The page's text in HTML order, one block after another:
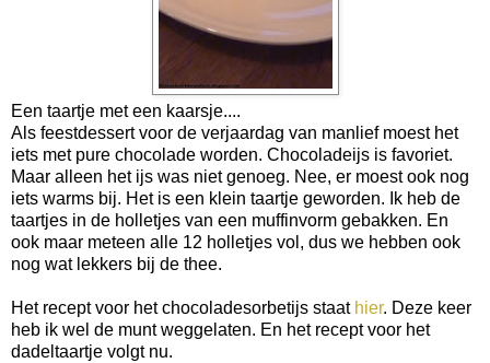
Een taartje met een kaarsje....
Als feestdessert voor de verjaardag van manlief moest het
iets met pure chocolade worden. Chocoladeijs is favoriet.
Maar alleen het ijs was niet genoeg. Nee, er moest ook nog
iets warms bij. Het is een klein taartje geworden. Ik heb de
taartjes in de holletjes van een muffinvorm gebakken. En
ook maar meteen alle 12 holletjes vol, dus we hebben ook
nog wat lekkers bij de thee.
Het recept voor het chocoladesorbetijs staat hier. Deze keer
heb ik wel de munt weggelaten. En het recept voor het
dadeltaartje volgt nu.